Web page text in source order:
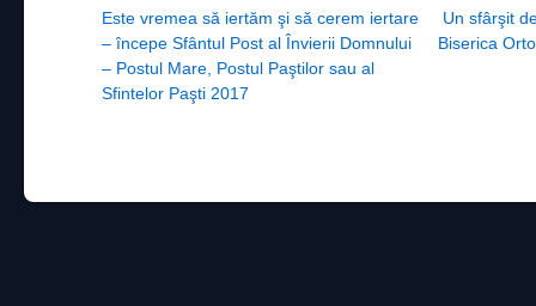
Post navigation
Este vremea să iertăm şi să cerem iertare
– începe Sfântul Post al Învierii Domnului
– Postul Mare, Postul Paştilor sau al
Sfintelor Paşti 2017
Un sfârşit
Biserica